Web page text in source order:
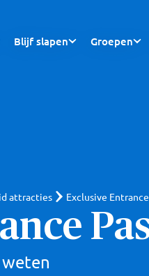
Blijf slapen Groepen
attracties Exclusive